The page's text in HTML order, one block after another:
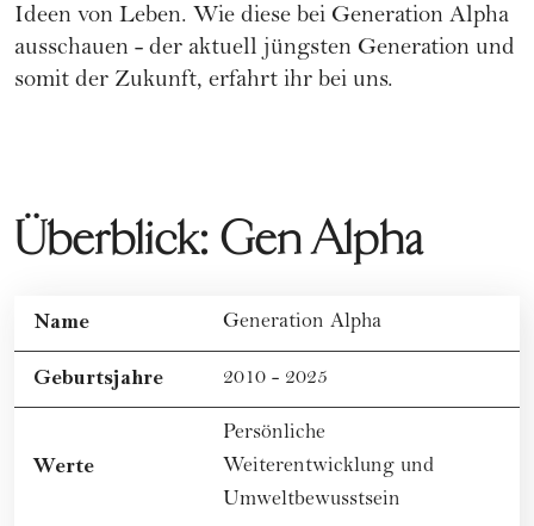
Ideen von Leben. Wie diese bei Generation Alpha
ausschauen - der aktuell jüngsten Generation und
somit der Zukunft, erfahrt ihr bei uns.
Überblick: Gen Alpha
Name Generation Alpha
Geburtsjahre 2010 - 2025
Werte
Persönliche
Weiterentwicklung und
Umweltbewusstsein